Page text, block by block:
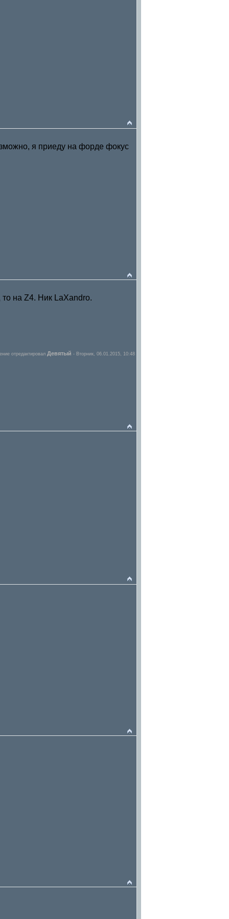
я приеду на форде фокус
на Z4. Ник LaXandro.
отредактировал Девятый - Вторник, 06.01.2015, 10:48